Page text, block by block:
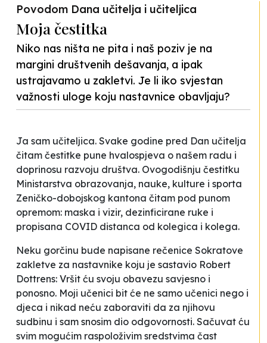
Povodom Dana učitelja i učiteljica
Moja čestitka
Niko nas ništa ne pita i naš poziv je na
margini društvenih dešavanja, a ipak
ustrajavamo u zakletvi. Je li iko svjestan
važnosti uloge koju nastavnice obavljaju?
Ja sam učiteljica. Svake godine pred Dan učitelja
čitam čestitke pune hvalospjeva o našem radu i
doprinosu razvoju društva. Ovogodišnju čestitku
Ministarstva obrazovanja, nauke, kulture i sporta
Zeničko-dobojskog kantona čitam pod punom
opremom: maska i vizir, dezinficirane ruke i
propisana COVID distanca od kolegica i kolega.
Neku gorčinu bude napisane rečenice Sokratove
zakletve za nastavnike koju je sastavio Robert
Dottrens: Vršit ću svoju obavezu savjesno i
ponosno. Moji učenici bit će ne samo učenici nego i
djeca i nikad neću zaboraviti da za njihovu
sudbinu i sam snosim dio odgovornosti. Sačuvat ću
svim mogućim raspoloživim sredstvima čast